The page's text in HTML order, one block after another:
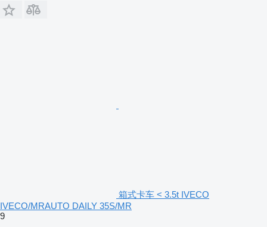
箱式卡车 < 3.5t IVECO
IVECO/MRAUTO DAILY 35S/MR
9